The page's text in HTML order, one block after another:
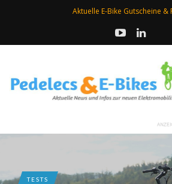
Aktuelle E-Bike Gutscheine &
TESTS